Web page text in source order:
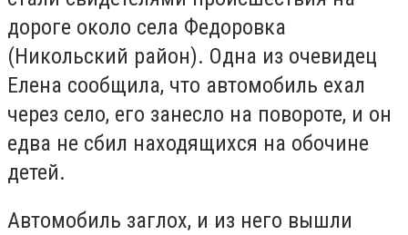
дороге около села Федоровка
(Никольский район). Одна из очевидец
Елена сообщила, что автомобиль ехал
через село, его занесло на повороте, и он
едва не сбил находящихся на обочине
детей.
Автомобиль заглох, и из него вышли